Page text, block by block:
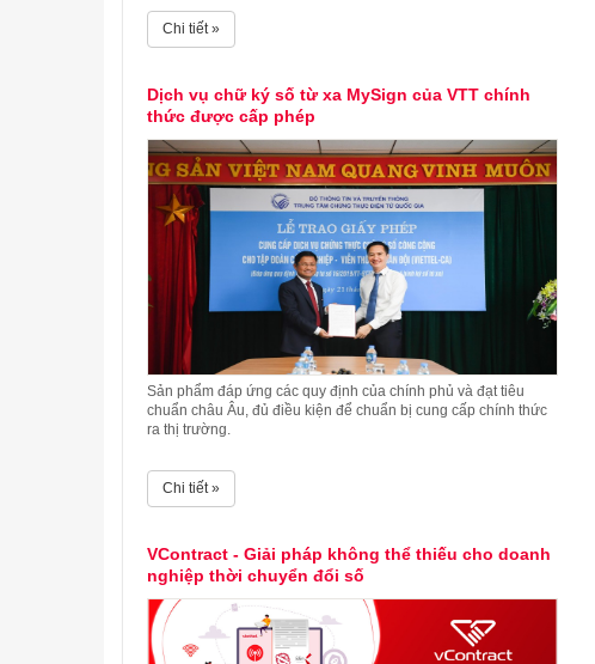
Chi tiết »
Dịch vụ chữ ký số từ xa MySign của VTT chính
thức được cấp phép
Sản phẩm đáp ứng các quy định của chính phủ và đạt tiêu
chuẩn châu Âu, đủ điều kiện để chuẩn bị cung cấp chính thức
ra thị trường.
Chi tiết »
VContract - Giải pháp không thể thiếu cho doanh
nghiệp thời chuyển đổi số